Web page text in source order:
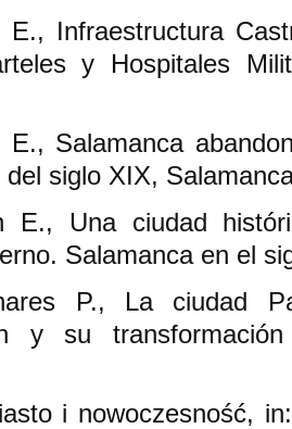
E., Infraestructura
y Hospitales
E., Salamanca
siglo XIX,
E., Una ciudad
Salamanca en el
P., La ciudad
y su
i nowoczesność,